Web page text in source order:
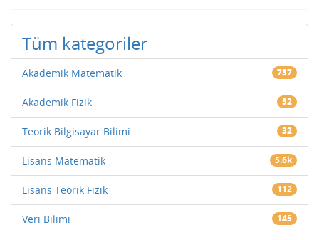
Tüm kategoriler
Akademik Matematik 737
Akademik Fizik 52
Teorik Bilgisayar Bilimi 32
Lisans Matematik 5.6k
Lisans Teorik Fizik 112
Veri Bilimi 145